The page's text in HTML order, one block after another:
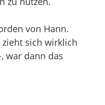
von Hann.
sich wirklich
war dann das